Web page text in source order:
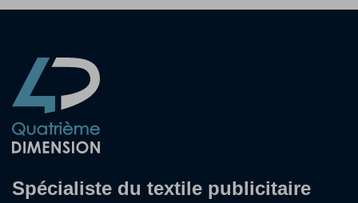
Spécialiste du textile publicitaire